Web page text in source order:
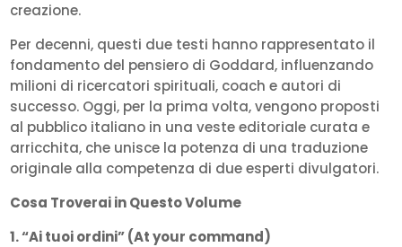
creazione.
Per decenni, questi due testi hanno rappresentato il
fondamento del pensiero di Goddard, influenzando
milioni di ricercatori spirituali, coach e autori di
successo. Oggi, per la prima volta, vengono proposti
al pubblico italiano in una veste editoriale curata e
arricchita, che unisce la potenza di una traduzione
originale alla competenza di due esperti divulgatori.
Cosa Troverai in Questo Volume
1. “Ai tuoi ordini” (At your command)